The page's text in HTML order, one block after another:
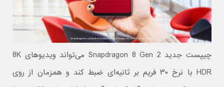
چیپست جدید Snapdragon 8 Gen 2 می‌تواند ویدیوهای 8K
HDR با نرخ ۳۰ فریم بر ثانیه‌ای ضبط کند و همزمان از روی